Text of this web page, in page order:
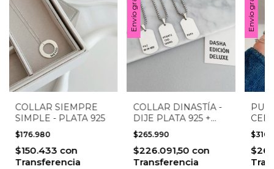
COLLAR SIEMPRE
SIMPLE - PLATA 925
$176.980
$150.433 con
Transferencia
Envío gratis
COLLAR DINASTÍA -
DIJE PLATA 925 +
CADENA ACERO
QUIRÚRGICO
$265.990
$226.091,50 con
Transferencia
Envío gratis